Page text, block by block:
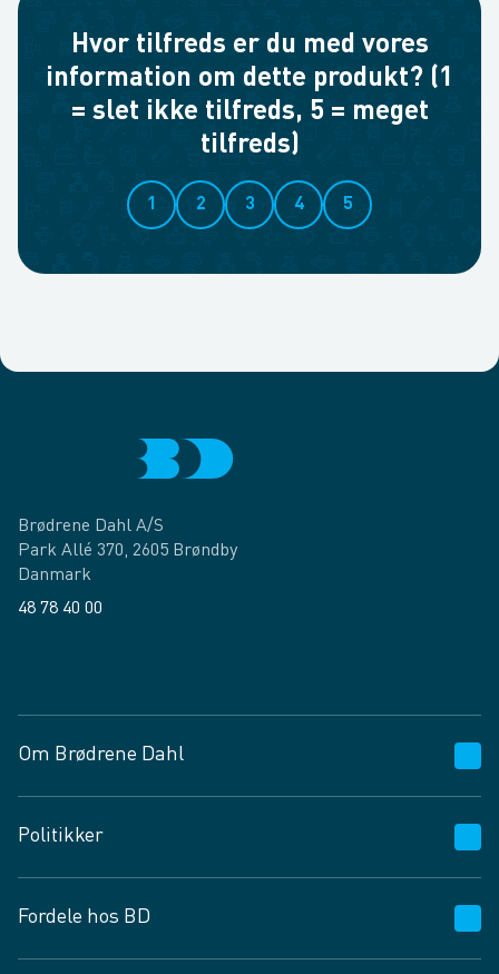
Hvor tilfreds er du med vores
information om dette produkt? (1
= slet ikke tilfreds, 5 = meget
tilfreds)
1 2 3 4 5
Brødrene Dahl A/S
Park Allé 370, 2605 Brøndby
Danmark
48 78 40 00
Om Brødrene Dahl
Vagttelefon 30 10 89 89
Spørgsmål og svar
Job og karriere
Fødevarekontrolrapport
Politikker
Privatlivspolitik
Cookies
Fordele hos BD